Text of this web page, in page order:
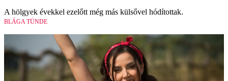
A hölgyek évekkel ezelőtt még más külsővel hódítottak.
BLÁGA TÜNDE